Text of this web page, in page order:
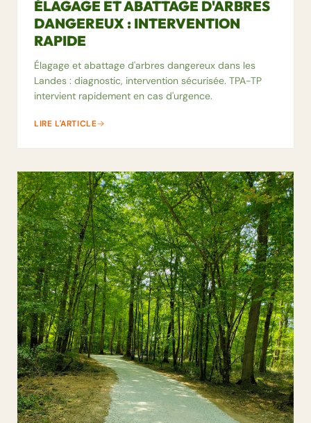
ÉLAGAGE ET ABATTAGE D'ARBRES
DANGEREUX : INTERVENTION
RAPIDE
Élagage et abattage d'arbres dangereux dans les
Landes : diagnostic, intervention sécurisée. TPA-TP
intervient rapidement en cas d'urgence.
LIRE L'ARTICLE